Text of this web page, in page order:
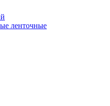
ленточные